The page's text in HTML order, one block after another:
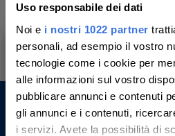
Uso responsabile dei dati
Noi e i nostri 1022 partner
personali, ad esempio il vostro
tecnologie come i cookie per
alle informazioni sul vostro
pubblicare annunci e contenuti
gli annunci e i contenuti,
i servizi. Avete la possibilità di
16 17 18
23 25
30 31
Aste Giudiziarie
Ti aiutiamo a trovare,
partecipare all’asta in
Con noi, passo dopo